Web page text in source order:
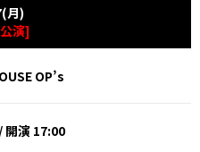
月)
演]
OP’s
開演 17:00